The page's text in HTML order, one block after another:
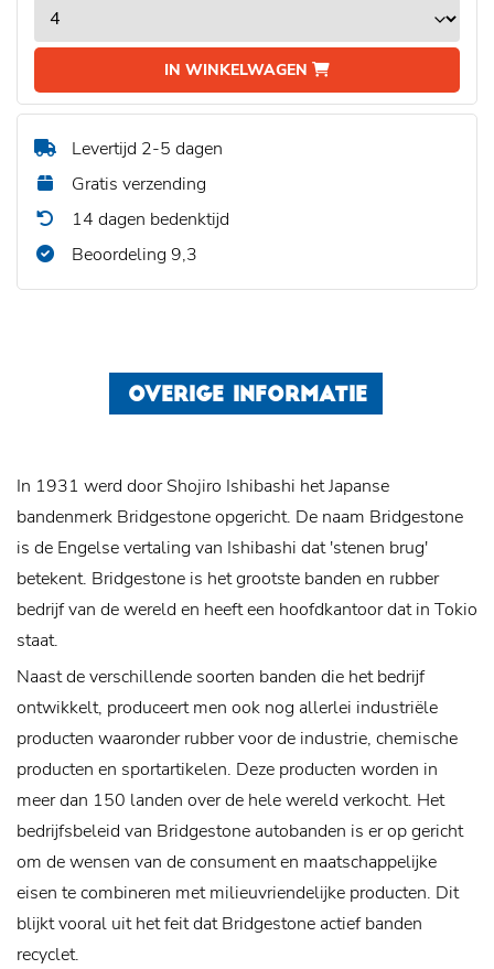
IN WINKELWAGEN
Levertijd 2-5 dagen
Gratis verzending
14 dagen bedenktijd
Beoordeling 9,3
OVERIGE INFORMATIE
In 1931 werd door Shojiro Ishibashi het Japanse
bandenmerk Bridgestone opgericht. De naam Bridgestone
is de Engelse vertaling van Ishibashi dat 'stenen brug'
betekent. Bridgestone is het grootste banden en rubber
bedrijf van de wereld en heeft een hoofdkantoor dat in Tokio
staat.
Naast de verschillende soorten banden die het bedrijf
ontwikkelt, produceert men ook nog allerlei industriële
producten waaronder rubber voor de industrie, chemische
producten en sportartikelen. Deze producten worden in
meer dan 150 landen over de hele wereld verkocht. Het
bedrijfsbeleid van Bridgestone autobanden is er op gericht
om de wensen van de consument en maatschappelijke
eisen te combineren met milieuvriendelijke producten. Dit
blijkt vooral uit het feit dat Bridgestone actief banden
recyclet.